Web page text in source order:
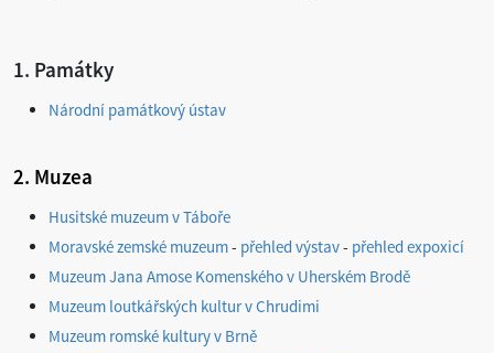
1. Památky
Národní památkový ústav
2. Muzea
Husitské muzeum v Táboře
Moravské zemské muzeum- přehled výstav- přehled expoxicí
Muzeum Jana Amose Komenského v Uherském Brodě
Muzeum loutkářských kultur v Chrudimi
Muzeum romské kultury v Brně